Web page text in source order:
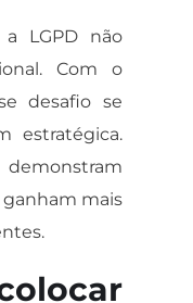
LGPD não
Com o
desafio se
estratégica.
mais